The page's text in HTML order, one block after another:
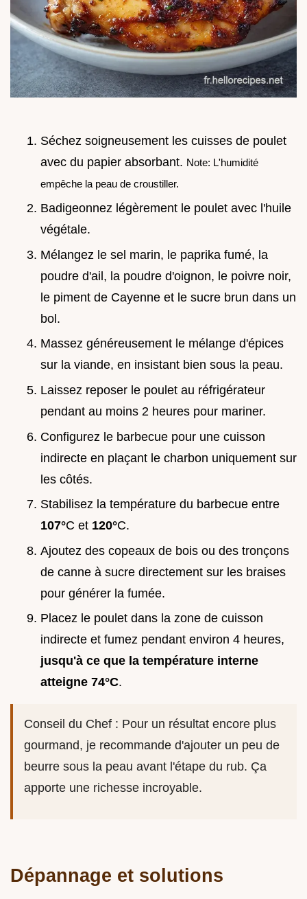
Séchez soigneusement les cuisses de poulet
avec du papier absorbant. Note: L'humidité
empêche la peau de croustiller.
Badigeonnez légèrement le poulet avec l'huile
végétale.
Mélangez le sel marin, le paprika fumé, la
poudre d'ail, la poudre d'oignon, le poivre noir,
le piment de Cayenne et le sucre brun dans un
bol.
Massez généreusement le mélange d'épices
sur la viande, en insistant bien sous la peau.
Laissez reposer le poulet au réfrigérateur
pendant au moins 2 heures pour mariner.
Configurez le barbecue pour une cuisson
indirecte en plaçant le charbon uniquement sur
les côtés.
Stabilisez la température du barbecue entre
107°C et 120°C.
Ajoutez des copeaux de bois ou des tronçons
de canne à sucre directement sur les braises
pour générer la fumée.
Placez le poulet dans la zone de cuisson
indirecte et fumez pendant environ 4 heures,
jusqu'à ce que la température interne
atteigne 74°C.
Conseil du Chef : Pour un résultat encore plus
gourmand, je recommande d'ajouter un peu de
beurre sous la peau avant l'étape du rub. Ça
apporte une richesse incroyable.
Dépannage et solutions